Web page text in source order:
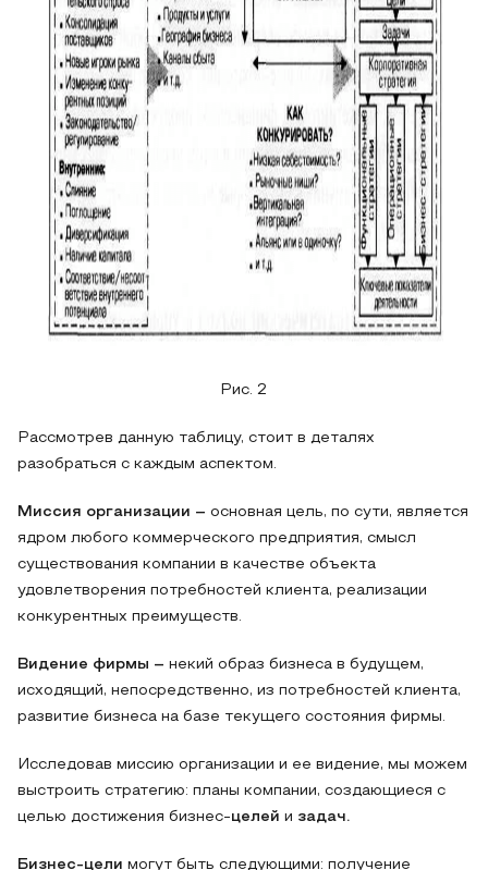
Рис. 2
Рассмотрев данную таблицу, стоит в деталях
разобраться с каждым аспектом.
Миссия организации – основная цель, по сути, является
ядром любого коммерческого предприятия, смысл
существования компании в качестве объекта
удовлетворения потребностей клиента, реализации
конкурентных преимуществ.
Видение фирмы – некий образ бизнеса в будущем,
исходящий, непосредственно, из потребностей клиента,
развитие бизнеса на базе текущего состояния фирмы.
Исследовав миссию организации и ее видение, мы можем
выстроить стратегию: планы компании, создающиеся с
целью достижения бизнес-целей и задач.
Бизнес-цели могут быть следующими: получение